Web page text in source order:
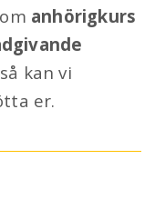
anhörigkurs
kan vi
er.